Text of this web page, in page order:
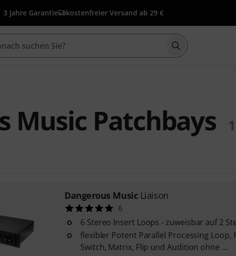
3 Jahre Garantie kostenfreier Versand ab 29 €
Suche mit
Music Patchbays 1
Dangerous Music Liaison
6
6 Stereo Insert Loops - zuweisbar auf 2
flexibler Potent Parallel Processing Loop,
Switch, Matrix, Flip und Audition ohne ...